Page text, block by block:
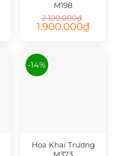
M198
2.100.000₫
Giá
gốc
1.900.000₫Giá
-14%
Hoa Khai Trương
M373